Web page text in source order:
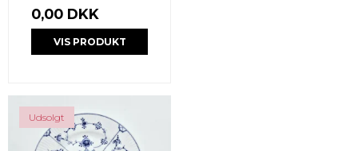
0,00 DKK
VIS PRODUKT
Udsolgt